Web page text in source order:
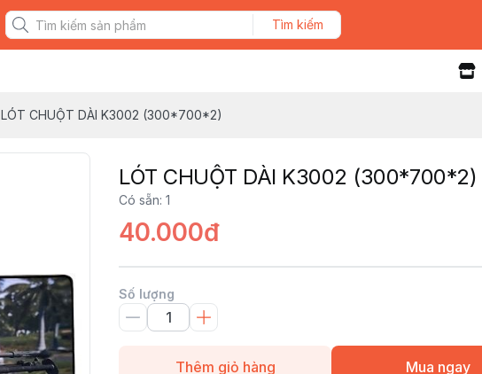
Tìm kiếm
LÓT CHUỘT DÀI K3002 (300*700*2)
LÓT CHUỘT DÀI K3002 (300*700*2)
Có sẵn: 1
40.000đ
Số lượng
Thêm giỏ hàng Mua ngay